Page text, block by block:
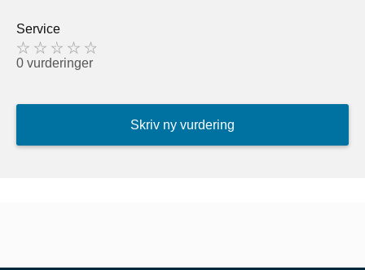
Service
0 vurderinger
Skriv ny vurdering